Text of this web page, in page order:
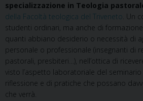
specializzazione in Teologia
della Facoltà teologica del Triveneto. Un
studenti ordinari, ma anche di
quanti abbiano desiderio o necessità di
personale o professionale (insegnanti di
pastorali, presbiteri…), nell’ottica di
visto l’aspetto laboratoriale del
riflessione e di pratiche che possano
che verrà.